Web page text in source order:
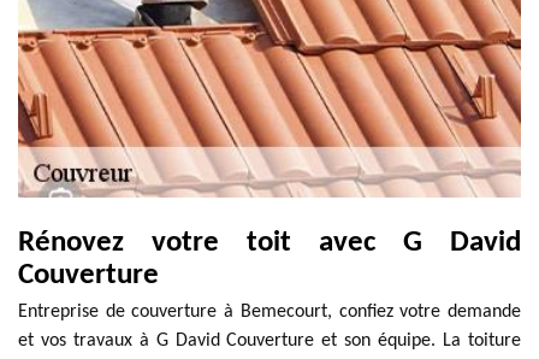
Rénovez votre toit avec G David
Couverture
Entreprise de couverture à Bemecourt, confiez votre demande
et vos travaux à G David Couverture et son équipe. La toiture